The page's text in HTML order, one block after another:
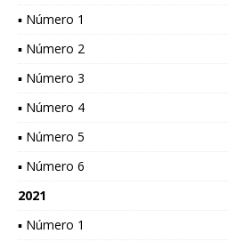
▪ Número 1
▪ Número 2
▪ Número 3
▪ Número 4
▪ Número 5
▪ Número 6
2021
▪ Número 1